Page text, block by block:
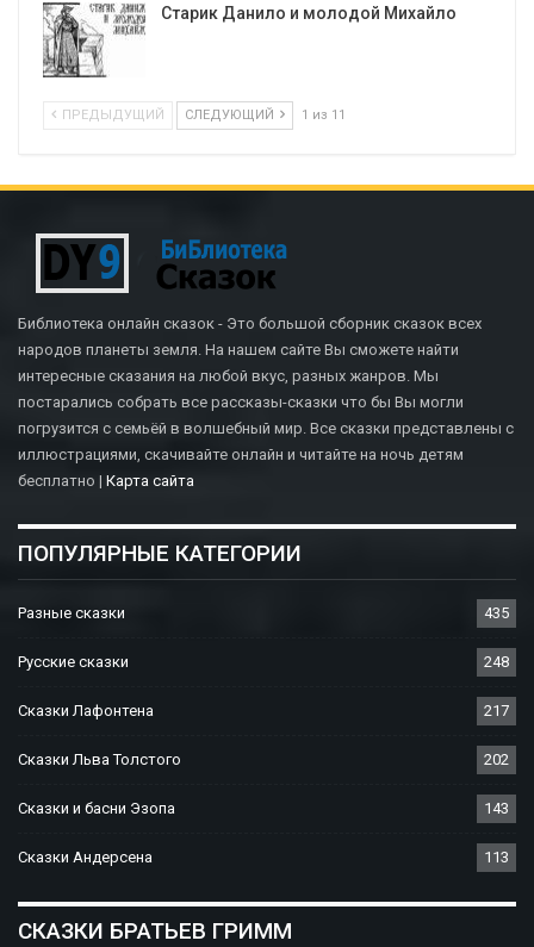
Старик Данило и молодой Михайло
ПРЕДЫДУЩИЙ СЛЕДУЮЩИЙ 1 из 11
Библиотека онлайн сказок - Это большой сборник сказок всех
народов планеты земля. На нашем сайте Вы сможете найти
интересные сказания на любой вкус, разных жанров. Мы
постарались собрать все рассказы-сказки что бы Вы могли
погрузится с семьёй в волшебный мир. Все сказки представлены с
иллюстрациями, скачивайте онлайн и читайте на ночь детям
бесплатно | Карта сайта
ПОПУЛЯРНЫЕ КАТЕГОРИИ
Разные сказки 435
Русские сказки 248
Сказки Лафонтена 217
Сказки Льва Толстого 202
Сказки и басни Эзопа 143
Сказки Андерсена 113
СКАЗКИ БРАТЬЕВ ГРИММ